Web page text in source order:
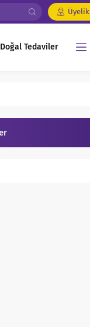
Üyelik
Doğal Tedaviler